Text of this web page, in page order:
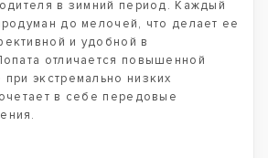
в зимний период. Каждый
до мелочей, что делает ее
и удобной в
отличается повышенной
экстремально низких
в себе передовые